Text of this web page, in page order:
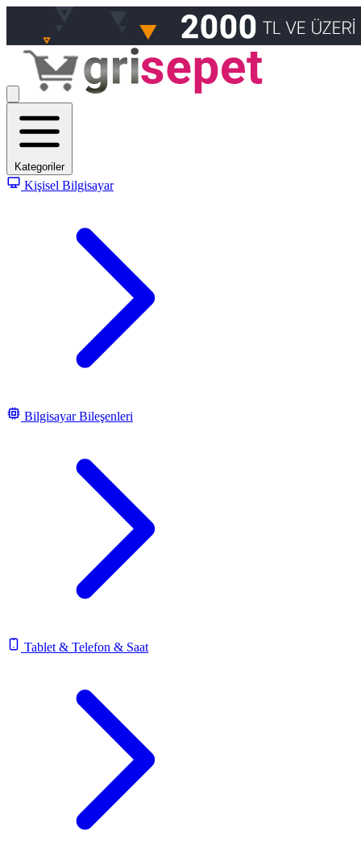
Kategoriler
Kişisel Bilgisayar
Bilgisayar Bileşenleri
Tablet & Telefon & Saat